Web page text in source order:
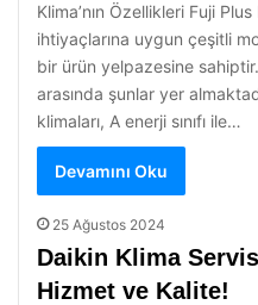
Klima’nın Özellikleri Fuji Plus
ihtiyaçlarına uygun çeşitli
bir ürün yelpazesine
arasında şunlar yer
klimaları, A enerji sınıfı ile…
Devamını Oku
25 Ağustos 2024
Daikin Klima
Hizmet ve Kalite!